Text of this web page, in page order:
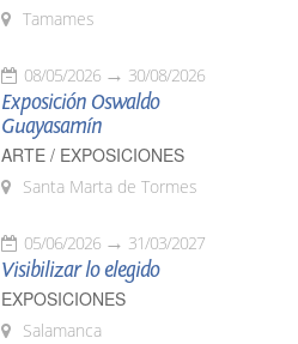
Tamames
08/05/2026 30/08/2026
Exposición Oswaldo
Guayasamín
ARTE / EXPOSICIONES
Santa Marta de Tormes
05/06/2026 31/03/2027
Visibilizar lo elegido
EXPOSICIONES
Salamanca